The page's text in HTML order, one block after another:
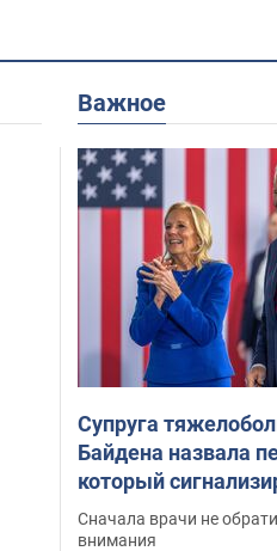
Важное
Супруга
Байдена назвала
который
"агрессивном" раке
Сначала врачи не
внимания